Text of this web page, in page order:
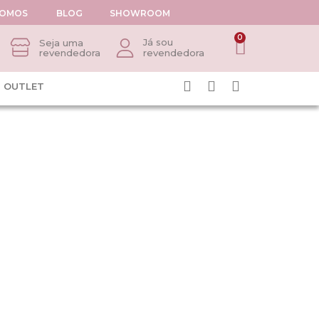
BLOG SHOWROOM
Seja uma
revendedora
Já sou
revendedora
0
OUTLET